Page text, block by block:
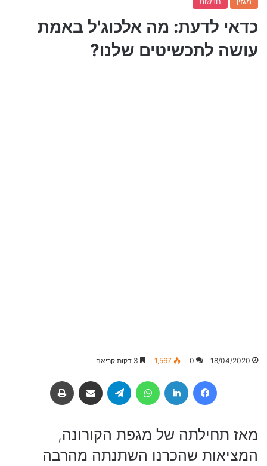
כדאי לדעת: מה אלכוג'ל באמת
עושה לתכשיטים שלנו?
18/04/2020
0
1,567
Facebook
LinkedIn
WhatsApp
Telegram שיתוף באמצעות מייל
מאז תחילתה של מגפת הקורונה,
המציאות שהכרנו השתנתה מהרבה